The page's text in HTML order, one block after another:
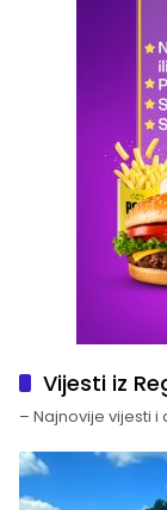
Vijesti iz
– Najnovije vijesti